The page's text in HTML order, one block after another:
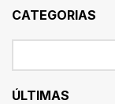
CATEGORIAS
ÚLTIMAS